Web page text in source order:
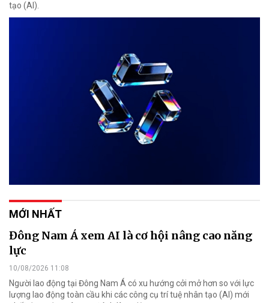
tạo (AI).
MỚI NHẤT
Đông Nam Á xem AI là cơ hội nâng cao năng
lực
10/08/2026 11:08
Người lao động tại Đông Nam Á có xu hướng cởi mở hơn so với lực
lượng lao động toàn cầu khi các công cụ trí tuệ nhân tạo (AI) mới